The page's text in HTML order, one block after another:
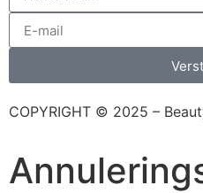
COPYRIGHT © 2025 –